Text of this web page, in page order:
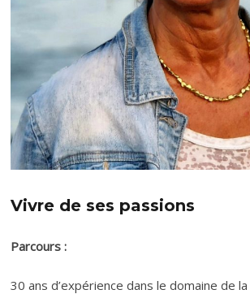
Vivre de ses passions
Parcours :
30 ans d’expérience dans le domaine de